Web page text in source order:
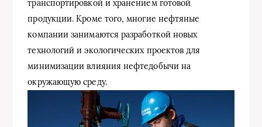
транспортировкой и хранением готовой
продукции. Кроме того, многие нефтяные
компании занимаются разработкой новых
технологий и экологических проектов для
минимизации влияния нефтедобычи на
окружающую среду.